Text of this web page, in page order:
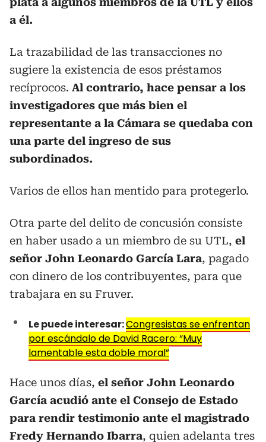
a él.
La trazabilidad de las transacciones no
sugiere la existencia de esos préstamos
recíprocos. Al contrario, hace pensar a los
investigadores que más bien el
representante a la Cámara se quedaba con
una parte del ingreso de sus
subordinados.
Varios de ellos han mentido para protegerlo.
Otra parte del delito de concusión consiste
en haber usado a un miembro de su UTL, el
señor John Leonardo García Lara, pagado
con dinero de los contribuyentes, para que
trabajara en su Fruver.
Le puede interesar:Congresistas se enfrentan
por escándalo de David Racero: “Muy
lamentable esta doble moral”
Hace unos días, el señor John Leonardo
García acudió ante el Consejo de Estado
para rendir testimonio ante el magistrado
Fredy Hernando Ibarra, quien adelanta tres